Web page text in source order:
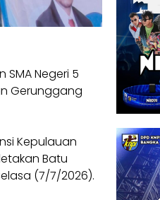
SMA Negeri 5
Gerunggang
Kepulauan
Batu
(7/7/2026).